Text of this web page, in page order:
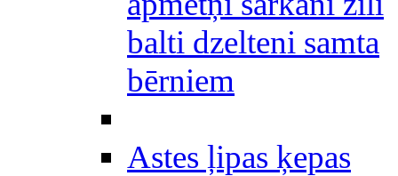
balti dzelteni samta
bērniem
Astes ļipas ķepas